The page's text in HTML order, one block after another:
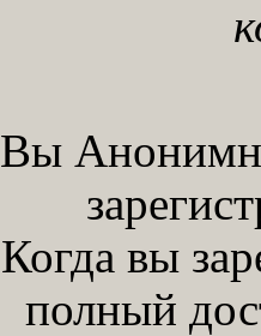
Вы
Когда вы
полный